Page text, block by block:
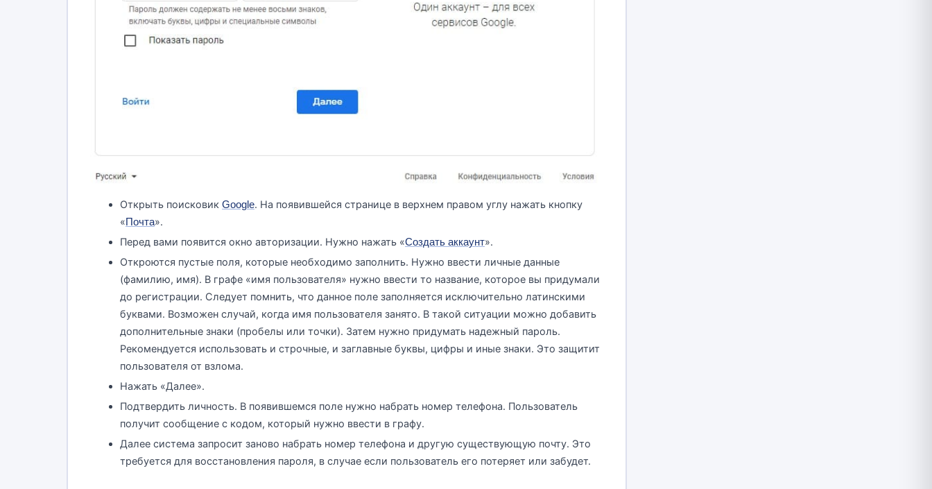
Открыть поисковик Google. На появившейся странице в верхнем правом углу нажать кнопку
«Почта».
Перед вами появится окно авторизации. Нужно нажать «Создать аккаунт».
Откроются пустые поля, которые необходимо заполнить. Нужно ввести личные данные
(фамилию, имя). В графе «имя пользователя» нужно ввести то название, которое вы придумали
до регистрации. Следует помнить, что данное поле заполняется исключительно латинскими
буквами. Возможен случай, когда имя пользователя занято. В такой ситуации можно добавить
дополнительные знаки (пробелы или точки). Затем нужно придумать надежный пароль.
Рекомендуется использовать и строчные, и заглавные буквы, цифры и иные знаки. Это защитит
пользователя от взлома.
Нажать «Далее».
Подтвердить личность. В появившемся поле нужно набрать номер телефона. Пользователь
получит сообщение с кодом, который нужно ввести в графу.
Далее система запросит заново набрать номер телефона и другую существующую почту. Это
требуется для восстановления пароля, в случае если пользователь его потеряет или забудет.